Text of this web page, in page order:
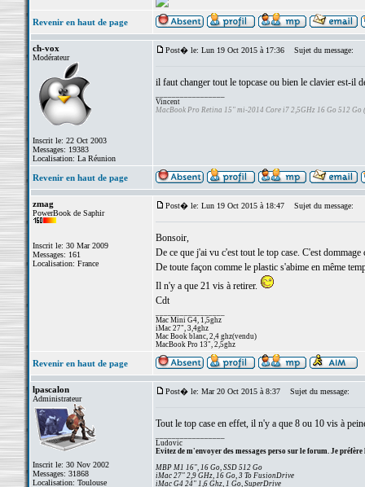
Revenir en haut de page
ch-vox
Modérateur
Inscrit le: 22 Oct 2003
Messages: 19383
Localisation: La Réunion
Post� le: Lun 19 Oct 2015 à 17:36 Sujet du message:
il faut changer tout le topcase ou bien le clavier est-il
Vincent
MacBook Pro Retina 15" mi-2014 Core i7 2,5GHz 16 Go 512 Go
Revenir en haut de page
zmag
PowerBook de Saphir
Inscrit le: 30 Mar 2009
Messages: 161
Localisation: France
Post� le: Lun 19 Oct 2015 à 18:47 Sujet du message:
Bonsoir,
De ce que j'ai vu c'est tout le top case. C'est
De toute façon comme le plastic s'abime en même
Il n'y a que 21 vis à retirer.
Cdt
Mac Mini G4, 1,5ghz
iMac 27", 3,4ghz
Mac Book blanc, 2,4 ghz(vendu)
MacBook Pro 13", 2,5ghz
Revenir en haut de page
lpascalon
Administrateur
Inscrit le: 30 Nov 2002
Messages: 31868
Localisation: Toulouse
Post� le: Mar 20 Oct 2015 à 8:37 Sujet du message:
Tout le top case en effet, il n'y a que 8 ou 10 vis à
Ludovic
Evitez de m'envoyer des messages perso sur le forum. Je préfère
MBP M1 16", 16 Go, SSD 512 Go
iMac 27" 2,9 GHz, 16 Go, 3 To FusionDrive
iMac G4 24" 1,6 Ghz, 1 Go, SuperDrive